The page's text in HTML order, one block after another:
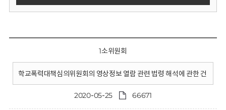
1소위원회
학교폭력대책심의위원회의 영상정보 열람 관련 법령 해석에 관한 건
2020-05-25 66671